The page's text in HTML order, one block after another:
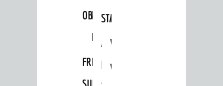
OBERFLOCKENBACH
RIPPENWEIER-
HEILIGKREUZ
FRIEDHOF
STADTBIBLIOTHEK
A
BIS
AUSLEIHE
MEDIENANGEBOTE
KINO
VERANSTALTER
VERANSTALTUNGSRÄUME